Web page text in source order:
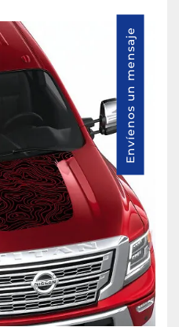
Envíenos un mensaje